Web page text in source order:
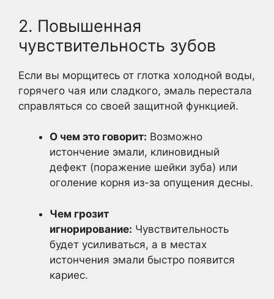
2. Повышенная
чувствительность зубов
Если вы морщитесь от глотка холодной воды,
горячего чая или сладкого, эмаль перестала
справляться со своей защитной функцией.
О чем это говорит: Возможно
истончение эмали, клиновидный
дефект (поражение шейки зуба) или
оголение корня из-за опущения десны.
Чем грозит
игнорирование: Чувствительность
будет усиливаться, а в местах
истончения эмали быстро появится
кариес.